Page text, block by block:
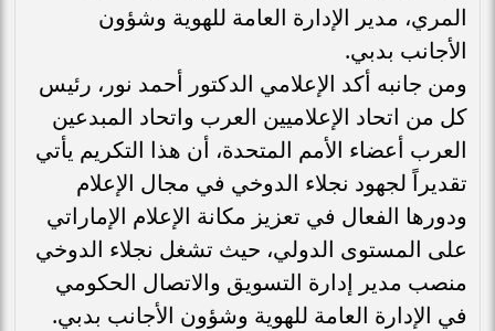
المري، مدير الإدارة العامة للهوية وشؤون
الأجانب بدبي.
ومن جانبه أكد الإعلامي الدكتور أحمد نور، رئيس
كل من اتحاد الإعلاميين العرب واتحاد المبدعين
العرب أعضاء الأمم المتحدة، أن هذا التكريم يأتي
تقديراً لجهود نجلاء الدوخي في مجال الإعلام
ودورها الفعال في تعزيز مكانة الإعلام الإماراتي
على المستوى الدولي، حيث تشغل نجلاء الدوخي
منصب مدير إدارة التسويق والاتصال الحكومي
في الإدارة العامة للهوية وشؤون الأجانب بدبي.